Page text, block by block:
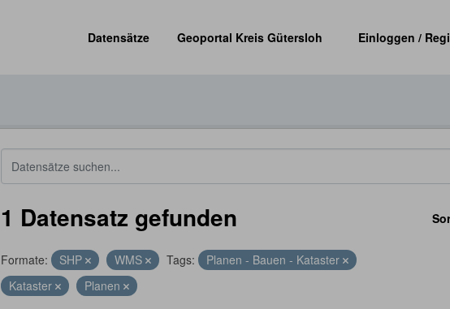
Datensätze
Geoportal Kreis Gütersloh Einloggen /
1 Datensatz gefunden
Formate: SHP WMS Tags:
Planen - Bauen - Kataster
Kataster
Planen